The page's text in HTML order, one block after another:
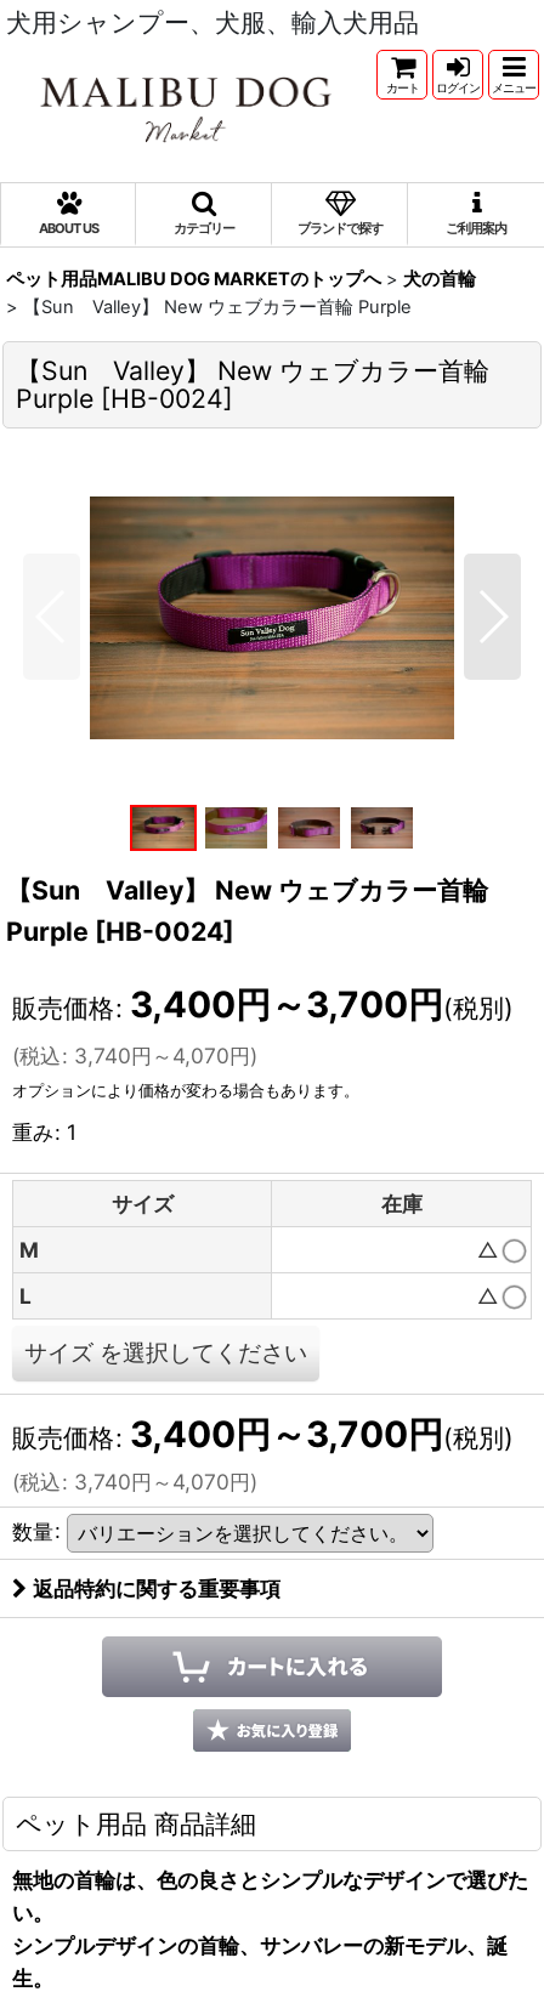
犬用シャンプー、犬服、輸入犬用品
カート ログイン メニュー
ABOUT US カテゴリー ブランドで探す ご利用案内
ペット用品MALIBU DOG MARKETのトップへ > 犬の首輪
>
【Sun Valley】 New ウェブカラー首輪 Purple
【Sun Valley】 New ウェブカラー首輪
Purple [HB-0024]
【Sun Valley】 New ウェブカラー首輪
Purple [HB-0024]
販売価格: 3,400円 ～3,700円(税別)
(税込: 3,740円 ～4,070円)
オプションにより価格が変わる場合もあります。
重み: 1
サイズ
在庫
M
△
L
△
サイズ を選択してください
販売価格: 3,400円 ～3,700円(税別)
(税込: 3,740円 ～4,070円)
数量:
返品特約に関する重要事項
ペット用品 商品詳細
無地の首輪は、色の良さとシンプルなデザインで選びた
い。
シンプルデザインの首輪、サンバレーの新モデル、誕
生。